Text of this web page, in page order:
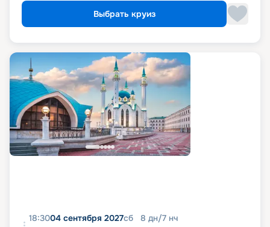
Выбрать круиз
18:3004 сентября 2027сб 8 дн/7 нч